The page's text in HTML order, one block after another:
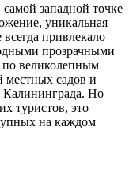
западной точке
уникальная
привлекало
прозрачными
по великолепным
местных садов и
Калининграда. Но
туристов, это
на каждом